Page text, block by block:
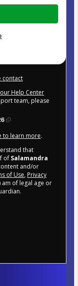
contact
Help Center
team, please
to learn more.
that
of Salamandra
and/or
of Use, Privacy
am of legal age or